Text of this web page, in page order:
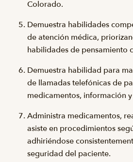
Colorado.
Demuestra habilidades
de atención médica,
habilidades de pensamiento
Demuestra habilidad para
de llamadas telefónicas de
medicamentos, información
Administra medicamentos,
asiste en procedimientos
adhiriéndose
seguridad del paciente.